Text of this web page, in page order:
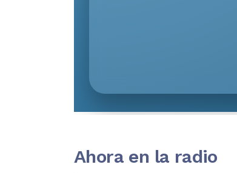
Ahora en la radio